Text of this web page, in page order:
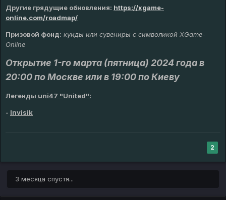
Другие грядущие обновления: https://xgame-
online.com/roadmap/
Призовой фонд: куиды или сувениры с символикой XGame-
Online
Открытие 1-го марта (пятница) 2024 года в
20:00 по Москве или в 19:00 по Киеву
Легенды uni47 "United":
- Invisik
2
3 месяца спустя...